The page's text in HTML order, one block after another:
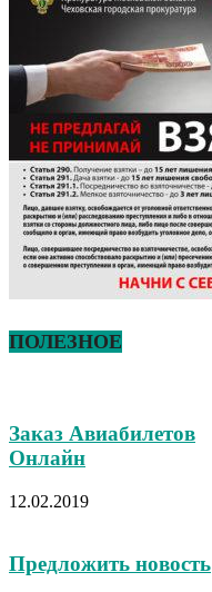
ПОЛЕЗНОЕ
Заказ Авиабилетов
Онлайн
12.02.2019
Предложить новость